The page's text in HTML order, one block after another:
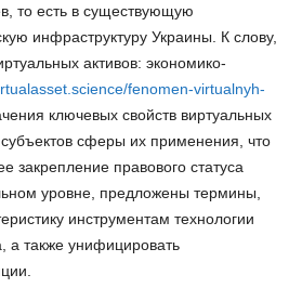
то есть в существующую
инфраструктуру Украины. К слову,
активов: экономико-
fenomen-virtualnyh-
ключевых свойств виртуальных
сферы их применения, что
закрепление правового статуса
уровне, предложены термины,
инструментам технологии
а также унифицировать